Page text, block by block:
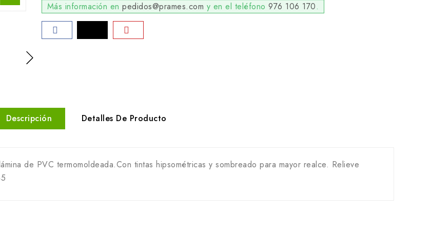
Más información en pedidos@prames.com y en el teléfono 976 106 170.
Descripción Detalles De Producto
de PVC termomoldeada.Con tintas hipsométricas y sombreado para mayor realce. Relieve